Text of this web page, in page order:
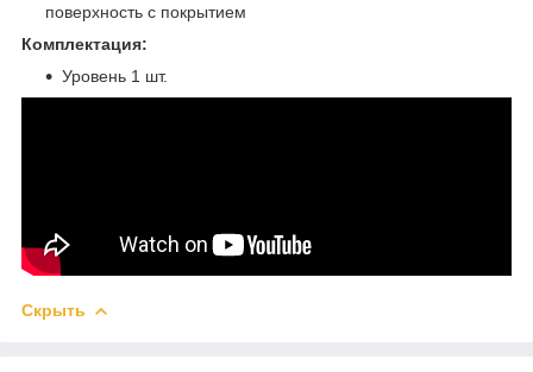
поверхность с покрытием
Комплектация:
Уровень 1 шт.
Скрыть